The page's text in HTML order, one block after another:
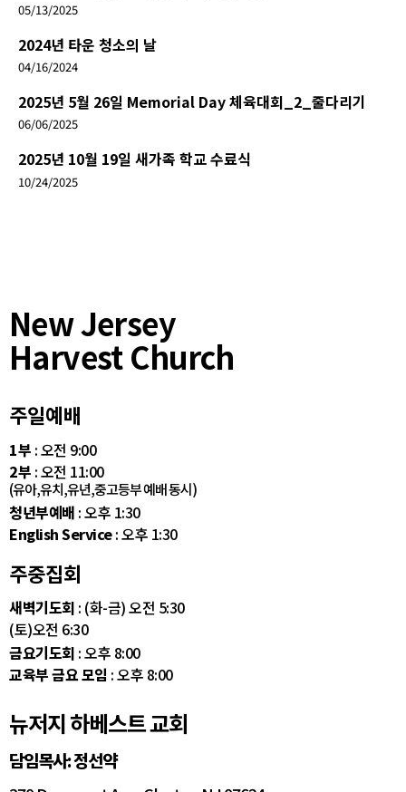
05/13/2025
2024년 타운 청소의 날
04/16/2024
2025년 5월 26일 Memorial Day 체육대회_2_줄다리기
06/06/2025
2025년 10월 19일 새가족 학교 수료식
10/24/2025
New Jersey
Harvest Church
주일예배
1부 : 오전 9:00
2부 : 오전 11:00
(유아,유치,유년,중고등부 예배 동시)
청년부예배 : 오후 1:30
English Service: 오후 1:30
주중집회
새벽기도회 : (화-금) 오전 5:30
(토)오전 6:30
금요기도회 : 오후 8:00
교육부 금요 모임 : 오후 8:00
뉴저지 하베스트 교회
담임목사: 정선약